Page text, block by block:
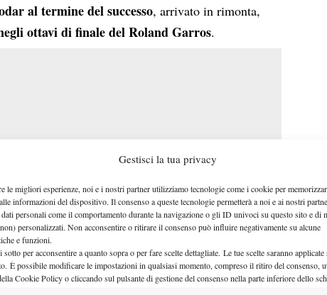
Gestisci la tua privacy
le migliori esperienze, noi e i nostri partner utilizziamo tecnologie come i cookie per
informazioni del dispositivo. Il consenso a queste tecnologie permetterà a noi e ai nostri
dati personali come il comportamento durante la navigazione o gli ID univoci su questo sito e di
personalizzati. Non acconsentire o ritirare il consenso può influire negativamente su alcune
e funzioni.
sotto per acconsentire a quanto sopra o per fare scelte dettagliate. Le tue scelte saranno applicate
È possibile modificare le impostazioni in qualsiasi momento, compreso il ritiro del consenso,
Cookie Policy o cliccando sul pulsante di gestione del consenso nella parte inferiore dello
al termine del successo, arrivato in rimonta,
ottavi di finale del Roland Garros.
Non sono mancati icomplimenti
nei confronti del suo